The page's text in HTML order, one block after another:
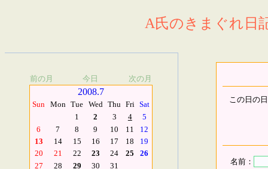
A氏のきまぐれ日
前の月 今日 次の月
2008.7
Sun Mon Tue Wed Thu Fri Sat
1
2 3 4
5
6
7 8 9 10 11
12
13
14 15 16 17 18
19
20
21 22 23 24 25
26
27
28 29 30 31
この日の
名前：